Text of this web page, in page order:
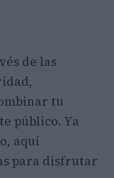
de las
tu
público. Ya
aquí
para disfrutar